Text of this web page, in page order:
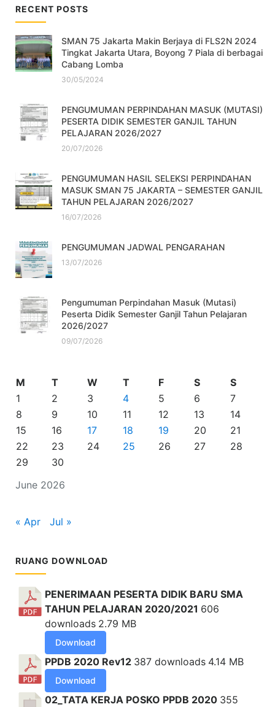
RECENT POSTS
SMAN 75 Jakarta Makin Berjaya di FLS2N 2024
Tingkat Jakarta Utara, Boyong 7 Piala di berbagai
Cabang Lomba
30/05/2024
PENGUMUMAN PERPINDAHAN MASUK (MUTASI)
PESERTA DIDIK SEMESTER GANJIL TAHUN
PELAJARAN 2026/2027
20/07/2026
PENGUMUMAN HASIL SELEKSI PERPINDAHAN
MASUK SMAN 75 JAKARTA – SEMESTER GANJIL
TAHUN PELAJARAN 2026/2027
16/07/2026
PENGUMUMAN JADWAL PENGARAHAN
13/07/2026
Pengumuman Perpindahan Masuk (Mutasi)
Peserta Didik Semester Ganjil Tahun Pelajaran
2026/2027
09/07/2026
June 2026
M T W T F S
S
1
2 3 4 5 6
7
8
9 10 11 12 13
14
15
16 17 18 19 20
21
22
23 24 25 26 27
28
29
30
« Apr Jul »
RUANG DOWNLOAD
PENERIMAAN PESERTA DIDIK BARU SMA
TAHUN PELAJARAN 2020/2021 606
downloads 2.79 MB
Download
PPDB 2020 Rev12 387 downloads 4.14 MB
Download
02_TATA KERJA POSKO PPDB 2020 355